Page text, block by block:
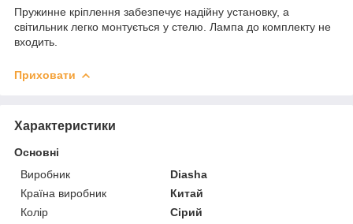
Пружинне кріплення забезпечує надійну установку, а
світильник легко монтується у стелю. Лампа до комплекту не
входить.
Приховати
Характеристики
Основні
Виробник
Diasha
Країна виробник
Китай
Колір
Сірий